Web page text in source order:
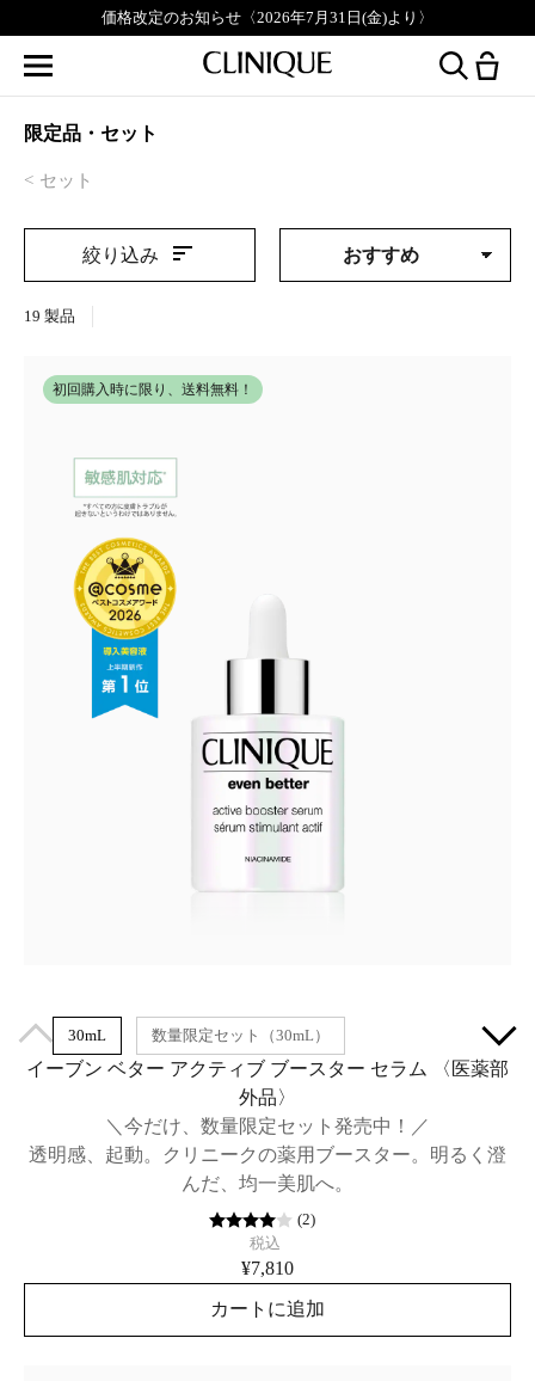
価格改定のお知らせ〈2026年7月31日(金)より〉
限定品・セット
セット
絞り込み
19 製品
初回購入時に限り、送料無料！
30mL 数量限定セット（30mL）
イーブン ベター アクティブ ブースター セラム​ 〈医薬部
外品〉
＼今だけ、数量限定セット発売中！／
透明感、起動。クリニークの薬用ブースター。明るく澄
んだ、均一美肌へ。
(2)
税込
¥7,810
カートに追加